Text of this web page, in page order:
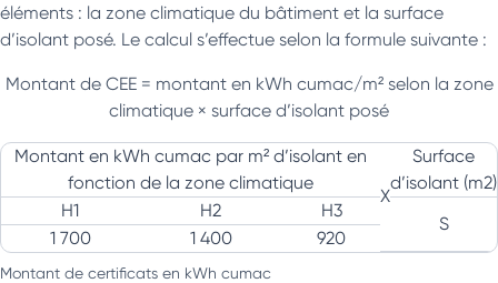
éléments : la zone climatique du bâtiment et la surface
d’isolant posé. Le calcul s’effectue selon la formule suivante :
Montant de CEE = montant en kWh cumac/m² selon la zone
climatique × surface d’isolant posé
Montant en kWh cumac par m² d’isolant en
fonction de la zone climatique
X
Surface
d’isolant (m2)
H1
H2 H3
S
1 700 1 400 920
Montant de certificats en kWh cumac